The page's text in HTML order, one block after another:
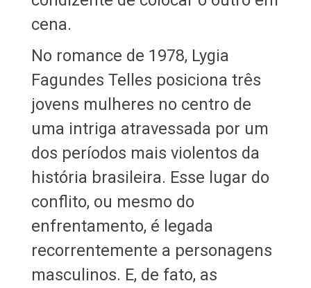
cena.
No romance de 1978, Lygia
Fagundes Telles posiciona três
jovens mulheres no centro de
uma intriga atravessada por um
dos períodos mais violentos da
história brasileira. Esse lugar do
conflito, ou mesmo do
enfrentamento, é legada
recorrentemente a personagens
masculinos. E, de fato, as